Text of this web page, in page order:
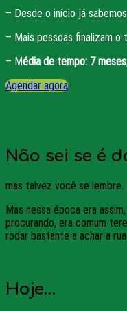
– Desde o início já
– Mais pessoas finalizam o
– Média de tempo: 7 meses
Agendar agora
Não sei se é
mas talvez você se lembre.
Mas nessa época era
procurando, era comum
rodar bastante a achar a
Hoje…